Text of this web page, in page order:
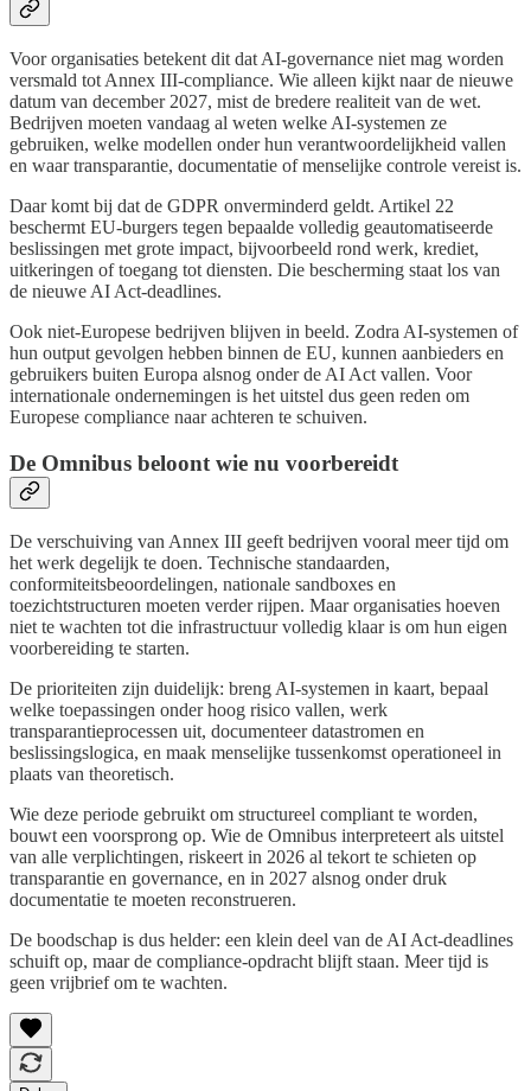
Voor organisaties betekent dit dat AI-governance niet mag worden
versmald tot Annex III-compliance. Wie alleen kijkt naar de nieuwe
datum van december 2027, mist de bredere realiteit van de wet.
Bedrijven moeten vandaag al weten welke AI-systemen ze
gebruiken, welke modellen onder hun verantwoordelijkheid vallen
en waar transparantie, documentatie of menselijke controle vereist is.
Daar komt bij dat de GDPR onverminderd geldt. Artikel 22
beschermt EU-burgers tegen bepaalde volledig geautomatiseerde
beslissingen met grote impact, bijvoorbeeld rond werk, krediet,
uitkeringen of toegang tot diensten. Die bescherming staat los van
de nieuwe AI Act-deadlines.
Ook niet-Europese bedrijven blijven in beeld. Zodra AI-systemen of
hun output gevolgen hebben binnen de EU, kunnen aanbieders en
gebruikers buiten Europa alsnog onder de AI Act vallen. Voor
internationale ondernemingen is het uitstel dus geen reden om
Europese compliance naar achteren te schuiven.
De Omnibus beloont wie nu voorbereidt
De verschuiving van Annex III geeft bedrijven vooral meer tijd om
het werk degelijk te doen. Technische standaarden,
conformiteitsbeoordelingen, nationale sandboxes en
toezichtstructuren moeten verder rijpen. Maar organisaties hoeven
niet te wachten tot die infrastructuur volledig klaar is om hun eigen
voorbereiding te starten.
De prioriteiten zijn duidelijk: breng AI-systemen in kaart, bepaal
welke toepassingen onder hoog risico vallen, werk
transparantieprocessen uit, documenteer datastromen en
beslissingslogica, en maak menselijke tussenkomst operationeel in
plaats van theoretisch.
Wie deze periode gebruikt om structureel compliant te worden,
bouwt een voorsprong op. Wie de Omnibus interpreteert als uitstel
van alle verplichtingen, riskeert in 2026 al tekort te schieten op
transparantie en governance, en in 2027 alsnog onder druk
documentatie te moeten reconstrueren.
De boodschap is dus helder: een klein deel van de AI Act-deadlines
schuift op, maar de compliance-opdracht blijft staan. Meer tijd is
geen vrijbrief om te wachten.